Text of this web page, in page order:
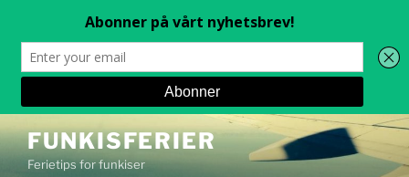
til
innhold
FUNKISFERIER
Ferietips for funkiser